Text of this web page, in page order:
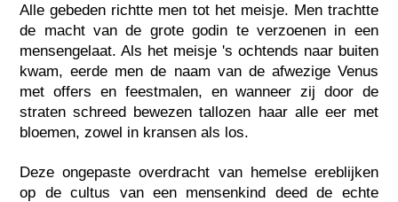
Alle gebeden richtte men tot het meisje. Men trachtte
de macht van de grote godin te verzoenen in een
mensengelaat. Als het meisje 's ochtends naar buiten
kwam, eerde men de naam van de afwezige Venus
met offers en feestmalen, en wanneer zij door de
straten schreed bewezen tallozen haar alle eer met
bloemen, zowel in kransen als los.
Deze ongepaste overdracht van hemelse ereblijken
op de cultus van een mensenkind deed de echte